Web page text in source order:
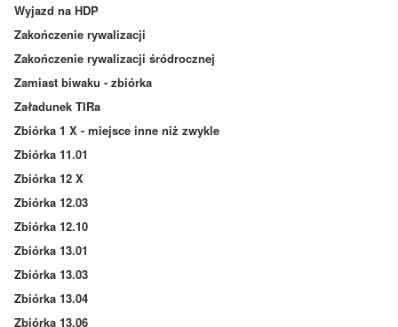
Wyjazd na HDP
Zakończenie rywalizacji
Zakończenie rywalizacji śródrocznej
Zamiast biwaku - zbiórka
Załadunek TIRa
Zbiórka 1 X - miejsce inne niż zwykle
Zbiórka 11.01
Zbiórka 12 X
Zbiórka 12.03
Zbiórka 12.10
Zbiórka 13.01
Zbiórka 13.03
Zbiórka 13.04
Zbiórka 13.06